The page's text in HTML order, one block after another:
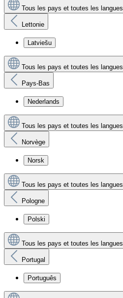
Tous les pays et toutes les langues
Lettonie
Latviešu
Tous les pays et toutes les langues
Pays-Bas
Nederlands
Tous les pays et toutes les langues
Norvège
Norsk
Tous les pays et toutes les langues
Pologne
Polski
Tous les pays et toutes les langues
Portugal
Português